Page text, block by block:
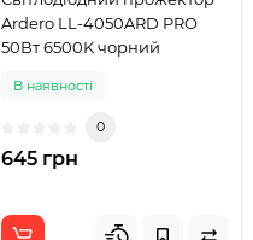
Ardero LL-4050ARD PRO
50Вт 6500K чорний
В наявності
0
645 грн